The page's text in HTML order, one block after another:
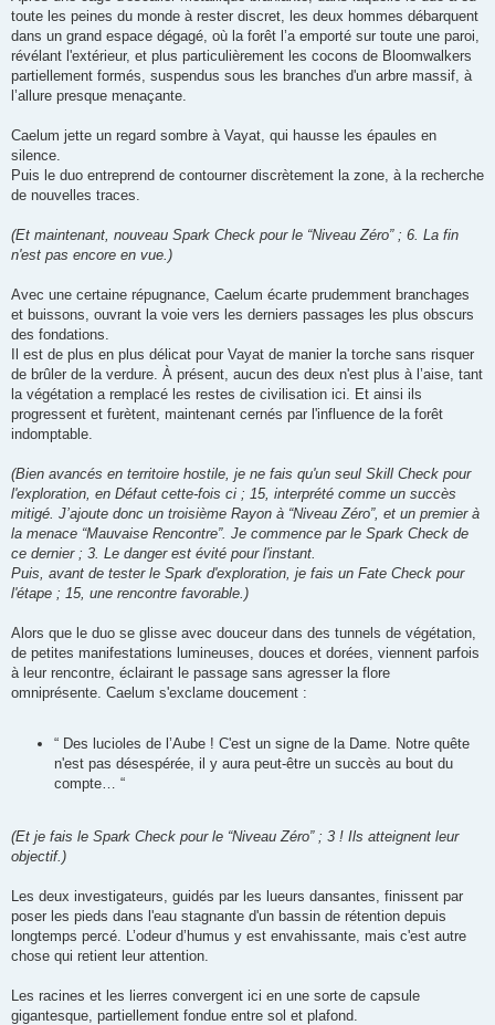
toute les peines du monde à rester discret, les deux hommes débarquent
dans un grand espace dégagé, où la forêt l’a emporté sur toute une paroi,
révélant l'extérieur, et plus particulièrement les cocons de Bloomwalkers
partiellement formés, suspendus sous les branches d'un arbre massif, à
l’allure presque menaçante.
Caelum jette un regard sombre à Vayat, qui hausse les épaules en
silence.
Puis le duo entreprend de contourner discrètement la zone, à la recherche
de nouvelles traces.
(Et maintenant, nouveau Spark Check pour le “Niveau Zéro” ; 6. La fin
n'est pas encore en vue.)
Avec une certaine répugnance, Caelum écarte prudemment branchages
et buissons, ouvrant la voie vers les derniers passages les plus obscurs
des fondations.
Il est de plus en plus délicat pour Vayat de manier la torche sans risquer
de brûler de la verdure. À présent, aucun des deux n'est plus à l’aise, tant
la végétation a remplacé les restes de civilisation ici. Et ainsi ils
progressent et furètent, maintenant cernés par l'influence de la forêt
indomptable.
(Bien avancés en territoire hostile, je ne fais qu'un seul Skill Check pour
l'exploration, en Défaut cette-fois ci ; 15, interprété comme un succès
mitigé. J’ajoute donc un troisième Rayon à “Niveau Zéro”, et un premier à
la menace “Mauvaise Rencontre”. Je commence par le Spark Check de
ce dernier ; 3. Le danger est évité pour l'instant.
Puis, avant de tester le Spark d'exploration, je fais un Fate Check pour
l'étape ; 15, une rencontre favorable.)
Alors que le duo se glisse avec douceur dans des tunnels de végétation,
de petites manifestations lumineuses, douces et dorées, viennent parfois
à leur rencontre, éclairant le passage sans agresser la flore
omniprésente. Caelum s'exclame doucement :
“ Des lucioles de l’Aube ! C'est un signe de la Dame. Notre quête
n'est pas désespérée, il y aura peut-être un succès au bout du
compte… “
(Et je fais le Spark Check pour le “Niveau Zéro” ; 3 ! Ils atteignent leur
objectif.)
Les deux investigateurs, guidés par les lueurs dansantes, finissent par
poser les pieds dans l'eau stagnante d'un bassin de rétention depuis
longtemps percé. L’odeur d’humus y est envahissante, mais c'est autre
chose qui retient leur attention.
Les racines et les lierres convergent ici en une sorte de capsule
gigantesque, partiellement fondue entre sol et plafond.